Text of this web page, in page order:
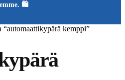
🛍️
“automaattikypärä kemppi”